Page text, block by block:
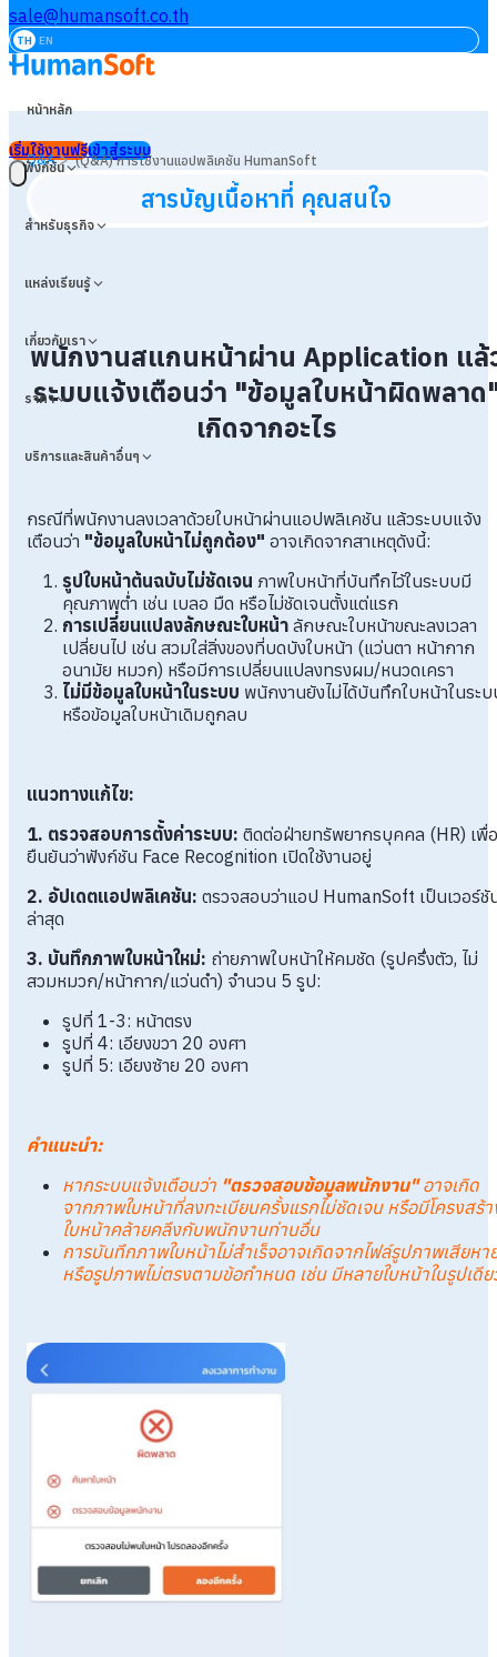
sale@humansoft.co.th
TH EN
หน้าหลัก
ฟังก์ชัน
สำหรับธุรกิจ
แหล่งเรียนรู้
เกี่ยวกับเรา
ราคา
บริการและสินค้าอื่นๆ
เริ่มใช้งานฟรีเข้าสู่ระบบ
Q&A>(Q&A) การใช้งานแอปพลิเคชัน HumanSoft
สารบัญเนื้อหาที่ คุณสนใจ
พนักงานสแกนหน้าผ่าน Application แล้
ระบบแจ้งเตือนว่า "ข้อมูลใบหน้าผิดพลาด
เกิดจากอะไร
กรณีที่พนักงานลงเวลาด้วยใบหน้าผ่านแอปพลิเคชัน แล้วระบบแจ้ง
เตือนว่า "ข้อมูลใบหน้าไม่ถูกต้อง" อาจเกิดจากสาเหตุดังนี้:
รูปใบหน้าต้นฉบับไม่ชัดเจน ภาพใบหน้าที่บันทึกไว้ในระบบมี
คุณภาพต่ำ เช่น เบลอ มืด หรือไม่ชัดเจนตั้งแต่แรก
การเปลี่ยนแปลงลักษณะใบหน้า ลักษณะใบหน้าขณะลงเวลา
เปลี่ยนไป เช่น สวมใส่สิ่งของที่บดบังใบหน้า (แว่นตา หน้ากาก
อนามัย หมวก) หรือมีการเปลี่ยนแปลงทรงผม/หนวดเครา
ไม่มีข้อมูลใบหน้าในระบบ พนักงานยังไม่ได้บันทึกใบหน้าในระ
หรือข้อมูลใบหน้าเดิมถูกลบ
แนวทางแก้ไข:
1. ตรวจสอบการตั้งค่าระบบ: ติดต่อฝ่ายทรัพยากรบุคคล (HR) เพื่อ
ยืนยันว่าฟังก์ชัน Face Recognition เปิดใช้งานอยู่
2. อัปเดตแอปพลิเคชัน: ตรวจสอบว่าแอป HumanSoft เป็นเวอร์ชั
ล่าสุด
3. บันทึกภาพใบหน้าใหม่: ถ่ายภาพใบหน้าให้คมชัด (รูปครึ่งตัว, ไม่
สวมหมวก/หน้ากาก/แว่นดำ) จำนวน 5 รูป:
รูปที่ 1-3: หน้าตรง
รูปที่ 4: เอียงขวา 20 องศา
รูปที่ 5: เอียงซ้าย 20 องศา
คำแนะนำ:
หากระบบแจ้งเตือนว่า "ตรวจสอบข้อมูลพนักงาน"อาจเกิด
จากภาพใบหน้าที่ลงทะเบียนครั้งแรกไม่ชัดเจน หรือมีโครงสร้า
ใบหน้าคล้ายคลึงกับพนักงานท่านอื่น
การบันทึกภาพใบหน้าไม่สำเร็จอาจเกิดจากไฟล์รูปภาพเสียหา
หรือรูปภาพไม่ตรงตามข้อกำหนด เช่น มีหลายใบหน้าในรูปเดีย